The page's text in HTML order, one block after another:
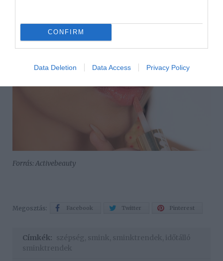
CONFIRM
Data Deletion Data Access Privacy Policy
mint korábban.
Forrás: Activebeauty
Megosztás: Facebook Twitter Pinterest
Címkék: szépség smink sminktrendek időtálló
sminktrendek